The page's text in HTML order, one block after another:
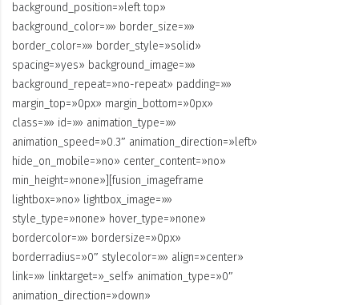
background_position=»left top»
background_color=»» border_size=»»
border_color=»» border_style=»solid»
spacing=»yes» background_image=»»
background_repeat=»no-repeat» padding=»»
margin_top=»0px» margin_bottom=»0px»
class=»» id=»» animation_type=»»
animation_speed=»0.3″ animation_direction=»left»
hide_on_mobile=»no» center_content=»no»
min_height=»none»][fusion_imageframe
lightbox=»no» lightbox_image=»»
style_type=»none» hover_type=»none»
bordercolor=»» bordersize=»0px»
borderradius=»0″ stylecolor=»» align=»center»
link=»» linktarget=»_self» animation_type=»0″
animation_direction=»down»